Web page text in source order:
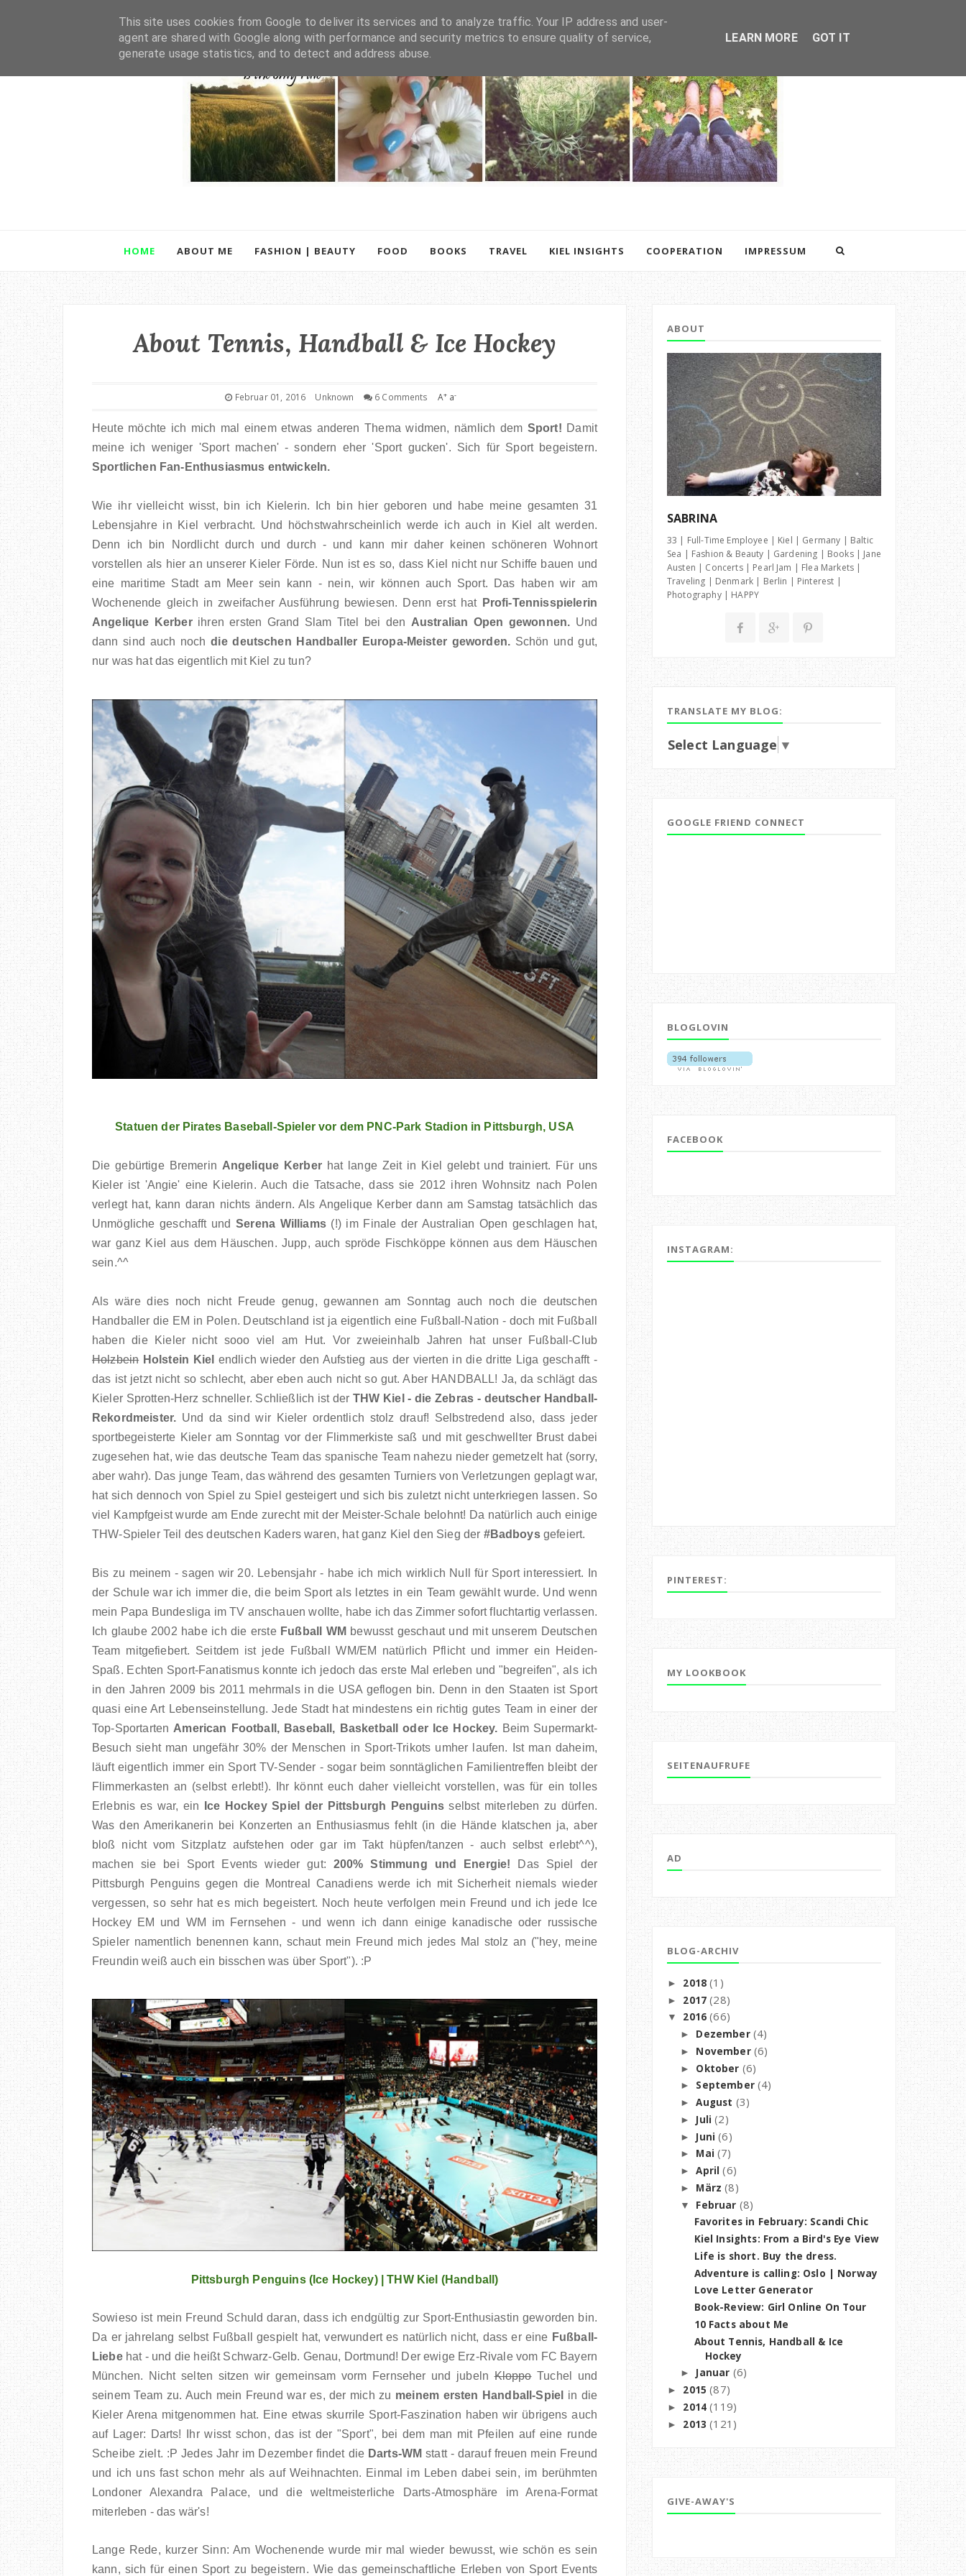
HOME ABOUT ME FASHION | BEAUTY FOOD BOOKS TRAVEL KIEL INSIGHTS COOPERATION IMPRESSUM
About Tennis, Handball & Ice Hockey
Februar 01, 2016 Unknown 6 Comments A+ a-
Heute möchte ich mich mal einem etwas anderen Thema widmen, nämlich dem Sport! Damit
meine ich weniger 'Sport machen' - sondern eher 'Sport gucken'. Sich für Sport begeistern.
Sportlichen Fan-Enthusiasmus entwickeln.
Wie ihr vielleicht wisst, bin ich Kielerin. Ich bin hier geboren und habe meine gesamten 31
Lebensjahre in Kiel verbracht. Und höchstwahrscheinlich werde ich auch in Kiel alt werden.
Denn ich bin Nordlicht durch und durch - und kann mir daher keinen schöneren Wohnort
vorstellen als hier an unserer Kieler Förde. Nun ist es so, dass Kiel nicht nur Schiffe bauen und
eine maritime Stadt am Meer sein kann - nein, wir können auch Sport. Das haben wir am
Wochenende gleich in zweifacher Ausführung bewiesen. Denn erst hat Profi-Tennisspielerin
Angelique Kerberihren ersten Grand Slam Titel bei den Australian Open gewonnen. Und
dann sind auch nochdie deutschen Handballer Europa-Meister geworden. Schön und gut,
nur was hat das eigentlich mit Kiel zu tun?
Statuen der Pirates Baseball-Spieler vor dem PNC-Park Stadion in Pittsburgh, USA
Die gebürtige Bremerin Angelique Kerberhat lange Zeit in Kiel gelebt und trainiert. Für uns
Kieler ist 'Angie' eine Kielerin. Auch die Tatsache, dass sie 2012 ihren Wohnsitz nach Polen
verlegt hat, kann daran nichts ändern. Als Angelique Kerber dann am Samstag tatsächlich das
Unmögliche geschafft undSerena Williams(!) im Finale der Australian Open geschlagen hat,
war ganz Kiel aus dem Häuschen. Jupp, auch spröde Fischköppe können aus dem Häuschen
sein.^^
Als wäre dies noch nicht Freude genug, gewannen am Sonntag auch noch die deutschen
Handballer die EM in Polen. Deutschland ist ja eigentlich eine Fußball-Nation - doch mit Fußball
haben die Kieler nicht sooo viel am Hut. Vor zweieinhalb Jahren hat unser Fußball-Club
Holzbein Holstein Kiel endlich wieder den Aufstieg aus der vierten in die dritte Liga geschafft -
das ist jetzt nicht so schlecht, aber eben auch nicht so gut. Aber HANDBALL! Ja, da schlägt das
Kieler Sprotten-Herz schneller. Schließlich ist der THW Kiel - die Zebras - deutscher Handball-
Rekordmeister. Und da sind wir Kieler ordentlich stolz drauf! Selbstredend also, dass jeder
sportbegeisterte Kieler am Sonntag vor der Flimmerkiste saß und mit geschwellter Brust dabei
zugesehen hat, wie das deutsche Team das spanische Team nahezu nieder gemetzelt hat (sorry,
aber wahr). Das junge Team, das während des gesamten Turniers von Verletzungen geplagt war,
hat sich dennoch von Spiel zu Spiel gesteigert und sich bis zuletzt nicht unterkriegen lassen. So
viel Kampfgeist wurde am Ende zurecht mit der Meister-Schale belohnt! Da natürlich auch einige
THW-Spieler Teil des deutschen Kaders waren, hat ganz Kiel den Sieg der #Badboysgefeiert.
Bis zu meinem - sagen wir 20. Lebensjahr - habe ich mich wirklich Null für Sport interessiert. In
der Schule war ich immer die, die beim Sport als letztes in ein Team gewählt wurde. Und wenn
mein Papa Bundesliga im TV anschauen wollte, habe ich das Zimmer sofort fluchtartig verlassen.
Ich glaube 2002 habe ich die erste Fußball WM bewusst geschaut und mit unserem Deutschen
Team mitgefiebert. Seitdem ist jede Fußball WM/EM natürlich Pflicht und immer ein Heiden-
Spaß. Echten Sport-Fanatismus konnte ich jedoch das erste Mal erleben und "begreifen", als ich
in den Jahren 2009 bis 2011 mehrmals in die USA geflogen bin. Denn in den Staaten ist Sport
quasi eine Art Lebenseinstellung. Jede Stadt hat mindestens ein richtig gutes Team in einer der
Top-Sportarten American Football, Baseball, Basketball oder Ice Hockey. Beim Supermarkt-
Besuch sieht man ungefähr 30% der Menschen in Sport-Trikots umher laufen. Ist man daheim,
läuft eigentlich immer ein Sport TV-Sender - sogar beim sonntäglichen Familientreffen bleibt der
Flimmerkasten an (selbst erlebt!). Ihr könnt euch daher vielleicht vorstellen, was für ein tolles
Erlebnis es war, ein
Ice Hockey Spiel der Pittsburgh Penguinsselbst miterleben zu dürfen.
Was den Amerikanerin bei Konzerten an Enthusiasmus fehlt (in die Hände klatschen ja, aber
bloß nicht vom Sitzplatz aufstehen oder gar im Takt hüpfen/tanzen - auch selbst erlebt^^),
machen sie bei Sport Events wieder gut: 200% Stimmung und Energie! Das Spiel der
Pittsburgh Penguins gegen die Montreal Canadiens werde ich mit Sicherheit niemals wieder
vergessen, so sehr hat es mich begeistert. Noch heute verfolgen mein Freund und ich jede Ice
Hockey EM und WM im Fernsehen - und wenn ich dann einige kanadische oder russische
Spieler namentlich benennen kann, schaut mein Freund mich jedes Mal stolz an ("hey, meine
Freundin weiß auch ein bisschen was über Sport"). :P
Pittsburgh Penguins (Ice Hockey) | THW Kiel (Handball)
Sowieso ist mein Freund Schuld daran, dass ich endgültig zur Sport-Enthusiastin geworden bin.
Da er jahrelang selbst Fußball gespielt hat, verwundert es natürlich nicht, dass er eine Fußball-
Liebehat - und die heißt Schwarz-Gelb. Genau, Dortmund! Der ewige Erz-Rivale vom FC Bayern
München. Nicht selten sitzen wir gemeinsam vorm Fernseher und jubelnKloppoTuchel und
seinem Team zu. Auch mein Freund war es, der mich zu meinem ersten Handball-Spiel
in die
Kieler Arena mitgenommen hat. Eine etwas skurrile Sport-Faszination haben wir übrigens auch
auf Lager: Darts! Ihr wisst schon, das ist der "Sport", bei dem man mit Pfeilen auf eine runde
Scheibe zielt. :P Jedes Jahr im Dezember findet die Darts-WM statt - darauf freuen mein Freund
und ich uns fast schon mehr als auf Weihnachten. Einmal im Leben dabei sein, im berühmten
Londoner Alexandra Palace, und die weltmeisterliche Darts-Atmosphäre im Arena-Format
miterleben - das wär's!
Lange Rede, kurzer Sinn: Am Wochenende wurde mir mal wieder bewusst, wie schön es sein
kann, sich für einen Sport zu begeistern. Wie das gemeinschaftliche Erleben von Sport Events
ABOUT
SABRINA
33 | Full-Time Employee | Kiel | Germany | Baltic
Sea | Fashion & Beauty | Gardening | Books | Jane
Austen | Concerts | Pearl Jam | Flea Markets |
Traveling | Denmark | Berlin | Pinterest |
Photography | HAPPY
TRANSLATE MY BLOG:
Select Language ▼
GOOGLE FRIEND CONNECT
BLOGLOVIN
FACEBOOK
INSTAGRAM:
PINTEREST:
MY LOOKBOOK
SEITENAUFRUFE
AD
BLOG-ARCHIV
► 2018(1)
► 2017(28)
▼ 2016(66)
► Dezember (4)
► November (6)
► Oktober (6)
► September(4)
►August (3)
► Juli(2)
► Juni(6)
► Mai(7)
►April(6)
► März(8)
▼ Februar (8)
Favorites in February: Scandi Chic
Kiel Insights: From a Bird's Eye View
Life is short. Buy the dress.
Adventure is calling: Oslo | Norway
Love Letter Generator
Book-Review: Girl Online On Tour
10 Facts about Me
About Tennis, Handball & Ice
Hockey
► Januar (6)
► 2015(87)
► 2014(119)
► 2013(121)
GIVE-AWAY'S
This site uses cookies from Google to deliver its services and to analyze traffic. Your IP address and user-
agent are shared with Google along with performance and security metrics to ensure quality of service,
generate usage statistics, and to detect and address abuse.
LEARN MORE GOT IT